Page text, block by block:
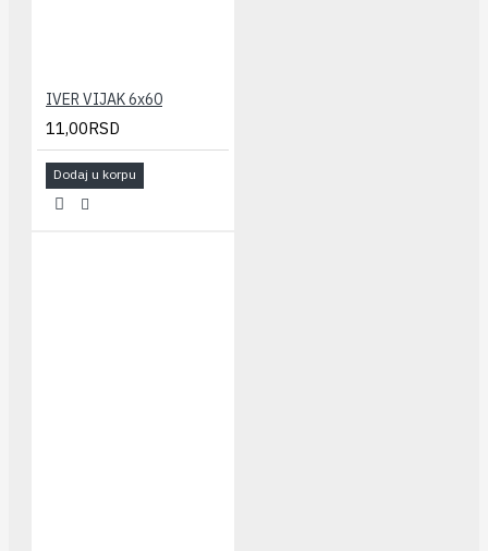
IVER VIJAK 6x60
11,00RSD
Dodaj u korpu